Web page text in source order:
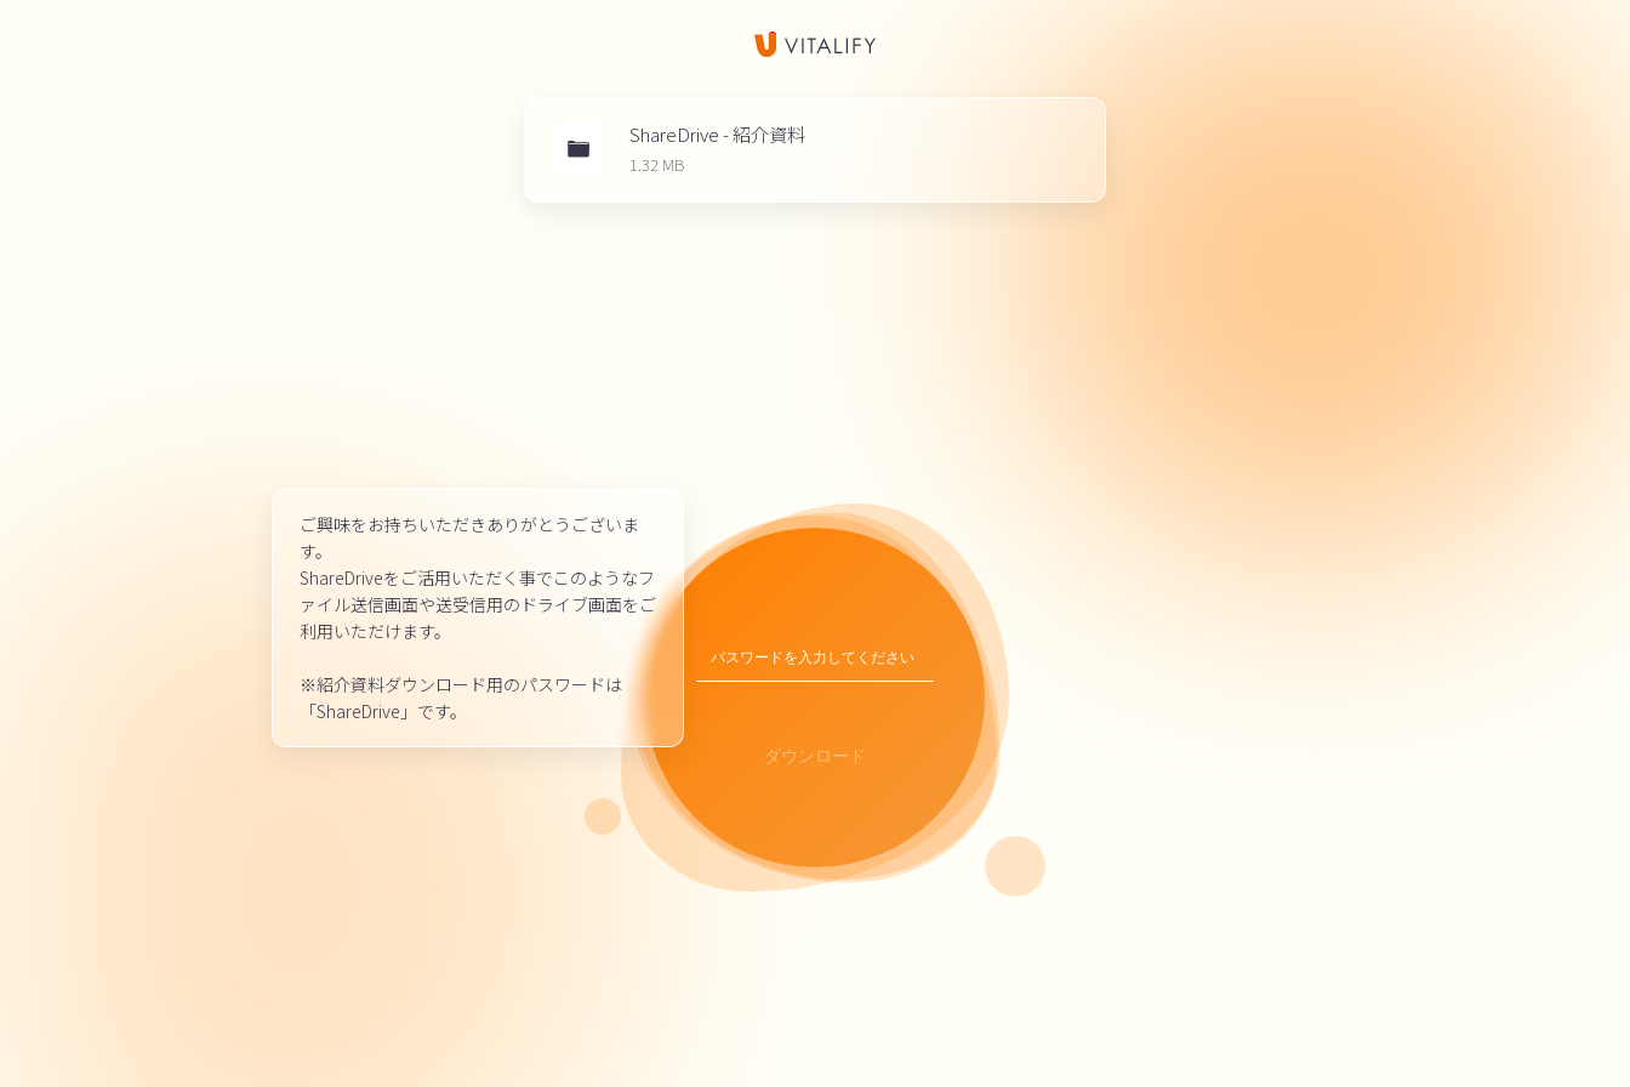
ShareDrive - 紹介資料
1.32 MB
ダウンロード
ご興味をお持ちいただきありがとうございま
す。
ShareDriveをご活用いただく事でこのようなフ
ァイル送信画面や送受信用のドライブ画面をご
利用いただけます。
※紹介資料ダウンロード用のパスワードは
「ShareDrive」です。